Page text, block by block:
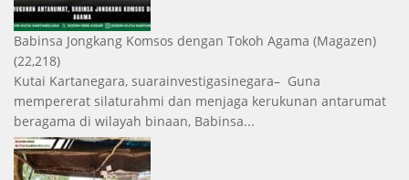
Babinsa Jongkang Komsos dengan Tokoh Agama (Magazen)
(22,218)
Kutai Kartanegara, suarainvestigasinegara– Guna
mempererat silaturahmi dan menjaga kerukunan antarumat
beragama di wilayah binaan, Babinsa...